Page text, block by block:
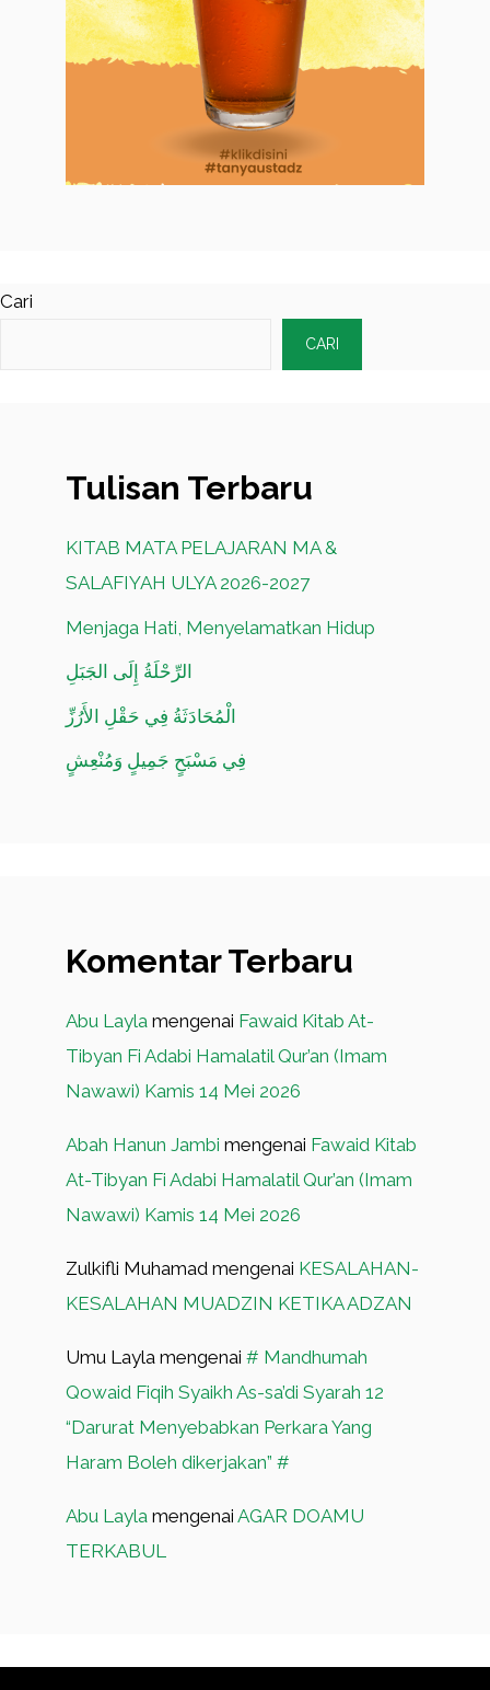
Cari
CARI
Tulisan Terbaru
KITAB MATA PELAJARAN MA &
SALAFIYAH ULYA 2026-2027
Menjaga Hati, Menyelamatkan Hidup
الرِّحْلَةُ إِلَى الجَبَلِ
الْمُحَادَثَةُ فِي حَقْلِ الأَرُزِّ
فِي مَسْبَحٍ جَمِيلٍ وَمُنْعِشٍ
Komentar Terbaru
Abu Layla mengenai Fawaid Kitab At-
Tibyan Fi Adabi Hamalatil Qur’an (Imam
Nawawi) Kamis 14 Mei 2026
Abah Hanun Jambi mengenai Fawaid Kitab
At-Tibyan Fi Adabi Hamalatil Qur’an (Imam
Nawawi) Kamis 14 Mei 2026
Zulkifli Muhamad mengenai KESALAHAN-
KESALAHAN MUADZIN KETIKA ADZAN
Umu Layla mengenai # Mandhumah
Qowaid Fiqih Syaikh As-sa’di Syarah 12
“Darurat Menyebabkan Perkara Yang
Haram Boleh dikerjakan” #
Abu Layla mengenai AGAR DOAMU
TERKABUL